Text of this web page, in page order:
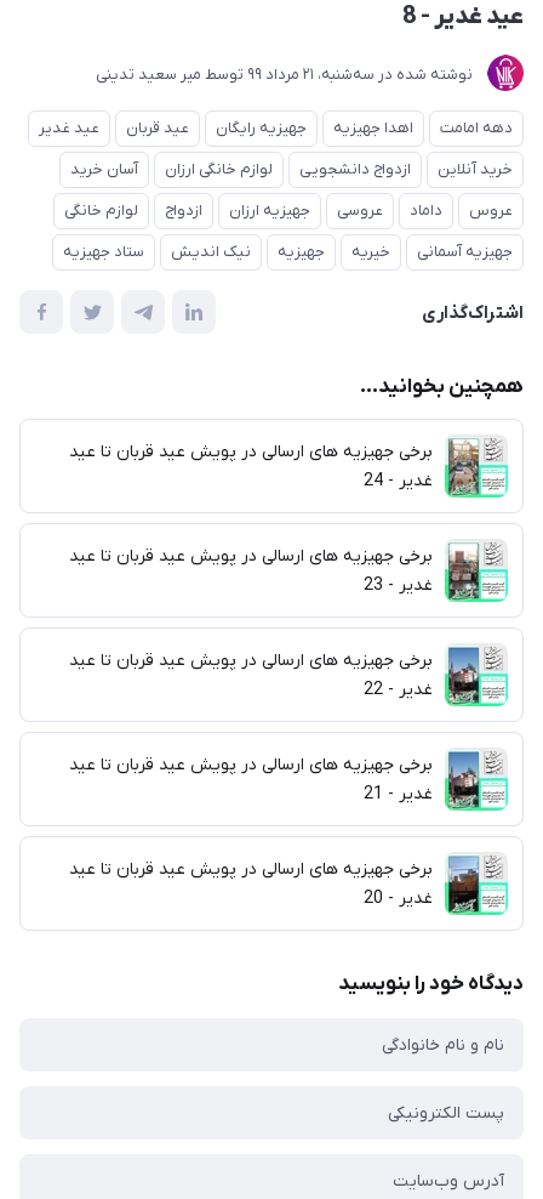
عید غدیر - 8
نوشته شده در ﺳﻪشنبه، 21 مرداد 99 توسط میر سعید تدینی
دهه امامت اهدا جهیزیه جهیزیه رایگان عید قربان
عید غدیر
خرید آنلاین
ازدواج دانشجویی لوازم خانگی ارزان
آسان خرید
عروس
داماد عروسی جهیزیه ارزان ازدواج
لوازم خانگی
جهیزیه آسمانی
خیریه جهیزیه نیک اندیش ستاد جهیزیه
اشتراک‌گذاری
همچنین بخوانید...
برخی جهیزیه های ارسالی در پویش عید قربان تا عید
غدیر - 24
برخی جهیزیه های ارسالی در پویش عید قربان تا عید
غدیر - 23
برخی جهیزیه های ارسالی در پویش عید قربان تا عید
غدیر - 22
برخی جهیزیه های ارسالی در پویش عید قربان تا عید
غدیر - 21
برخی جهیزیه های ارسالی در پویش عید قربان تا عید
غدیر - 20
دیدگاه خود را بنویسید